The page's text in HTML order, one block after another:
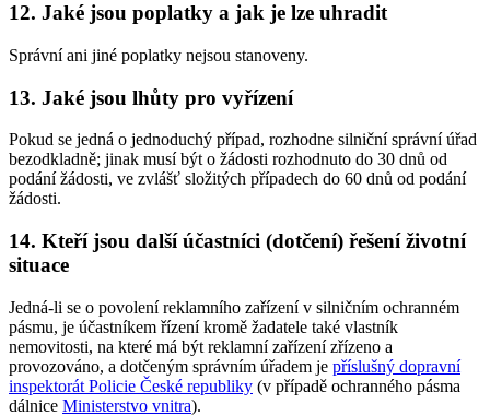
12. Jaké jsou poplatky a jak je lze uhradit
Správní ani jiné poplatky nejsou stanoveny.
13. Jaké jsou lhůty pro vyřízení
Pokud se jedná o jednoduchý případ, rozhodne silniční správní úřad
bezodkladně; jinak musí být o žádosti rozhodnuto do 30 dnů od
podání žádosti, ve zvlášť složitých případech do 60 dnů od podání
žádosti.
14. Kteří jsou další účastníci (dotčení) řešení životní
situace
Jedná-li se o povolení reklamního zařízení v silničním ochranném
pásmu, je účastníkem řízení kromě žadatele také vlastník
nemovitosti, na které má být reklamní zařízení zřízeno a
provozováno, a dotčeným správním úřadem je příslušný dopravní
inspektorát Policie České republiky (v případě ochranného pásma
dálnice Ministerstvo vnitra).